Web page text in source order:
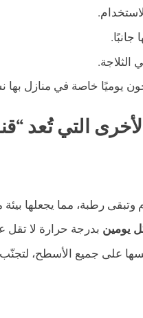
الثلاجة.
يوميًا خاصة في منازل بها
التي تُعد
رطبة، مما يجعلها بيئة
يومين بدرجة حرارة لا تقل
على جميع الأسطح، لتجنّب